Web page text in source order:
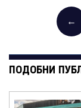
←
ПОДОБНИ